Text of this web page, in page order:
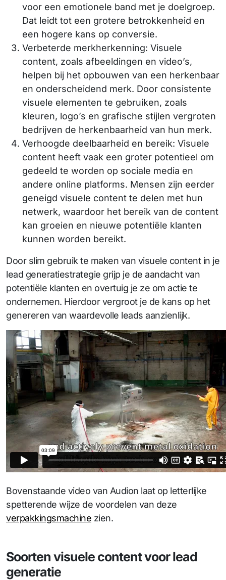
voor een emotionele band met je doelgroep.
Dat leidt tot een grotere betrokkenheid en
een hogere kans op conversie.
Verbeterde merkherkenning: Visuele
content, zoals afbeeldingen en video’s,
helpen bij het opbouwen van een herkenbaar
en onderscheidend merk. Door consistente
visuele elementen te gebruiken, zoals
kleuren, logo’s en grafische stijlen vergroten
bedrijven de herkenbaarheid van hun merk.
Verhoogde deelbaarheid en bereik: Visuele
content heeft vaak een groter potentieel om
gedeeld te worden op sociale media en
andere online platforms. Mensen zijn eerder
geneigd visuele content te delen met hun
netwerk, waardoor het bereik van de content
kan groeien en nieuwe potentiële klanten
kunnen worden bereikt.
Door slim gebruik te maken van visuele content in je
lead generatiestrategie grijp je de aandacht van
potentiële klanten en overtuig je ze om actie te
ondernemen. Hierdoor vergroot je de kans op het
genereren van waardevolle leads aanzienlijk.
Bovenstaande video van Audion laat op letterlijke
spetterende wijze de voordelen van deze
verpakkingsmachine zien.
Soorten visuele content voor lead
generatie